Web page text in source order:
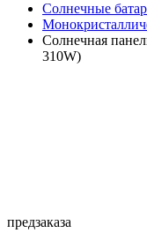
Солнечные
Солнечная
310W)
предзаказа